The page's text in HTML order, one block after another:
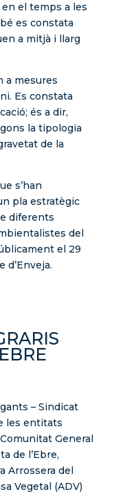
el temps a les
es constata
a mitjà i llarg
a mesures
Es constata
és a dir,
la tipologia
de la
s’han
pla estratègic
diferents
del
el 29
d’Enveja.
– Sindicat
les entitats
General
de l’Ebre,
Arrossera del
Vegetal (ADV)